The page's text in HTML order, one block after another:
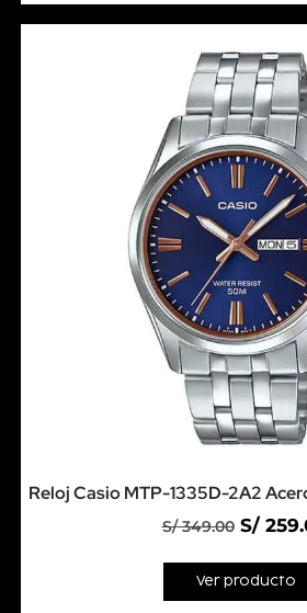
Reloj Casio MTP-1335D-2A2
S/349.00 S/
Ver producto